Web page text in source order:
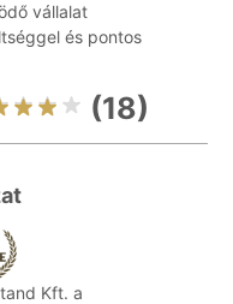
vállalat
és pontos
(18)
Kft. a